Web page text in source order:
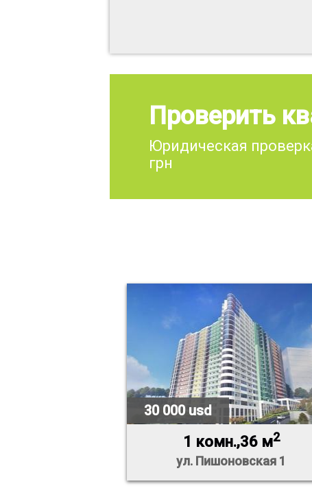
Проверить
Юридическая
грн
30 000 usd
1 комн.,36 м2
ул. Пишоновская 1